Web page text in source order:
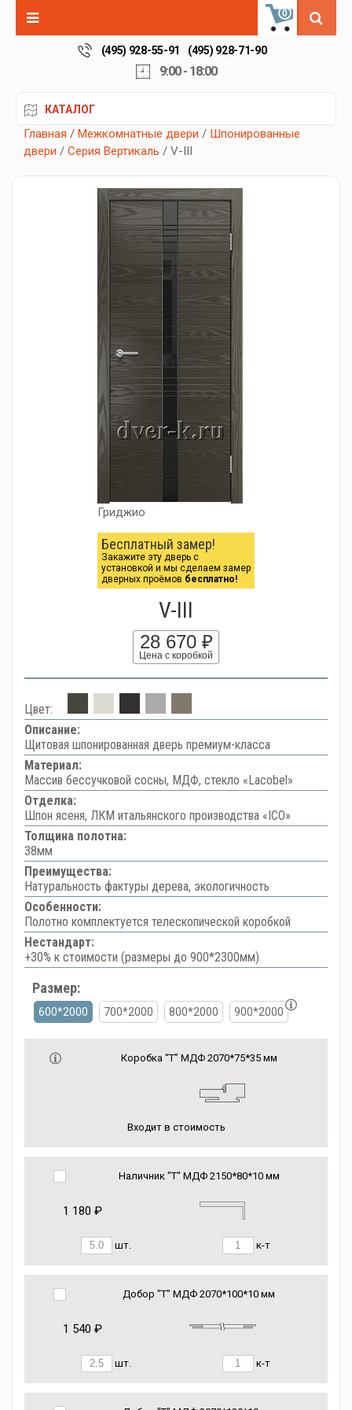
0
(495) 928-55-91 (495) 928-71-90
9:00 - 18:00
КАТАЛОГ
Главная / Межкомнатные двери / Шпонированные
двери / Серия Вертикаль / V-III
Гриджио
Бесплатный замер!
Закажите эту дверь с
установкой и мы сделаем замер
дверных проёмов бесплатно!
V-III
28 670 ₽
Цена с коробкой
Цвет:
Описание:
Щитовая шпонированная дверь премиум-класса
Материал:
Массив бессучковой сосны, МДФ, стекло «Lacobel»
Отделка:
Шпон ясеня, ЛКМ итальянского производства «ICO»
Толщина полотна:
38мм
Преимущества:
Натуральность фактуры дерева, экологичность
Особенности:
Полотно комплектуется телескопической коробкой
Нестандарт:
+30% к стоимости (размеры до 900*2300мм)
Размер:
600*2000 700*2000 800*2000 900*2000
Коробка “Т” МДФ 2070*75*35 мм
Входит в стоимость
Наличник "Т" МДФ 2150*80*10 мм
1 180 ₽
шт. к-т
Добор "Т" МДФ 2070*100*10 мм
1 540 ₽
шт. к-т